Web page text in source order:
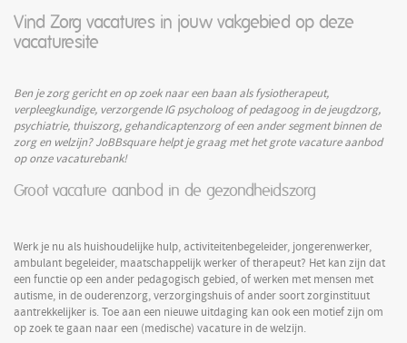
Vind Zorg vacatures in jouw vakgebied op deze
vacaturesite
Ben je zorg gericht en op zoek naar een baan als fysiotherapeut,
verpleegkundige, verzorgende IG psycholoog of pedagoog in de jeugdzorg,
psychiatrie, thuiszorg, gehandicaptenzorg of een ander segment binnen de
zorg en welzijn? JoBBsquare helpt je graag met het grote vacature aanbod
op onze vacaturebank!
Groot vacature aanbod in de gezondheidszorg
Werk je nu als huishoudelijke hulp, activiteitenbegeleider, jongerenwerker,
ambulant begeleider, maatschappelijk werker of therapeut? Het kan zijn dat
een functie op een ander pedagogisch gebied, of werken met mensen met
autisme, in de ouderenzorg, verzorgingshuis of ander soort zorginstituut
aantrekkelijker is. Toe aan een nieuwe uitdaging kan ook een motief zijn om
op zoek te gaan naar een (medische) vacature in de welzijn.